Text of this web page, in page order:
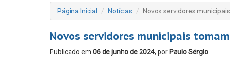
Página Inicial Notícias Novos servidores
Novos servidores municipais
Publicado em 06 de junho de 2024, por Paulo Sérgio